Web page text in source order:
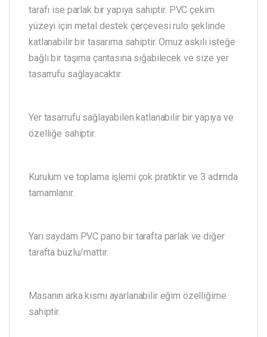
tarafı ise parlak bir yapıya sahiptir. PVC çekim
yüzeyi için metal destek çerçevesi rulo şeklinde
katlanabilir bir tasarıma sahiptir. Omuz askılı isteğe
bağlı bir taşıma çantasına sığabilecek ve size yer
tasarrufu sağlayacaktır.
Yer tasarrufu sağlayabilen katlanabilir bir yapıya ve
özelliğe sahiptir.
Kurulum ve toplama işlemi çok pratiktir ve 3 adımda
tamamlanır.
Yarı saydam PVC pano bir tarafta parlak ve diğer
tarafta buzlu/mattır.
Masanın arka kısmı ayarlanabilir eğim özelliğime
sahiptir.